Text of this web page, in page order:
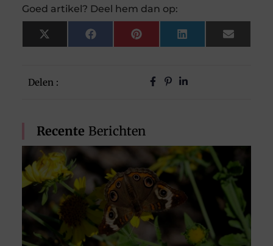
Delen :
Recente Berichten
Goed artikel? Deel hem dan op:
X
(Twitter)
FacebookPinterestLinkedInEmail